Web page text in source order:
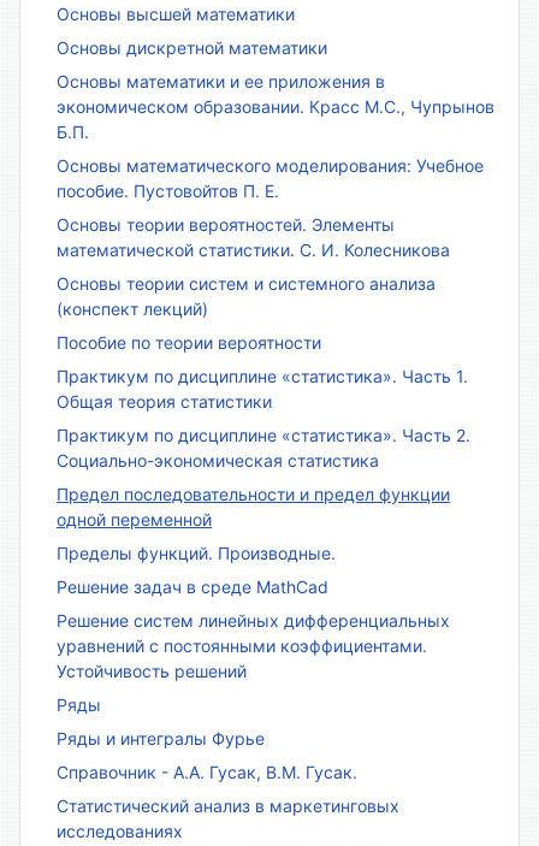
Основы высшей математики
Основы дискретной математики
Основы математики и ее приложения в
экономическом образовании. Красс М.С., Чупрынов
Б.П.
Основы математического моделирования: Учебное
пособие. Пустовойтов П. Е.
Основы теории вероятностей. Элементы
математической статистики. С. И. Колесникова
Основы теории систем и системного анализа
(конспект лекций)
Пособие по теории вероятности
Практикум по дисциплине «статистика». Часть 1.
Общая теория статистики
Практикум по дисциплине «статистика». Часть 2.
Социально-экономическая статистика
Предел последовательности и предел функции
одной переменной
Пределы функций. Производные.
Решение задач в среде MathCad
Решение систем линейных дифференциальных
уравнений с постоянными коэффициентами.
Устойчивость решений
Ряды
Ряды и интегралы Фурье
Справочник - А.А. Гусак, В.М. Гусак.
Статистический анализ в маркетинговых
исследованиях